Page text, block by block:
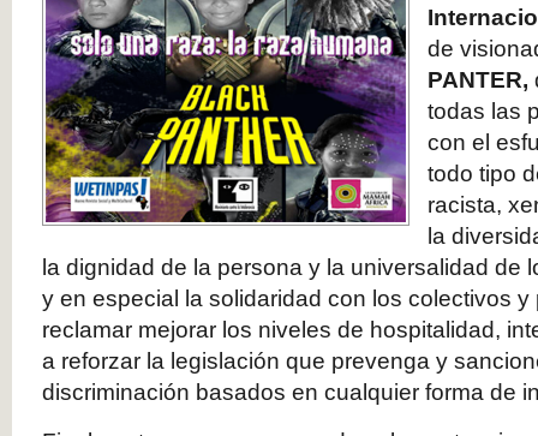
de
PANTER,
todas las
con el
todo tipo
racista,
la
la dignidad de la persona y la universalidad de
y en especial la solidaridad con los colectivos
reclamar mejorar los niveles de hospitalidad,
a reforzar la legislación que prevenga y
discriminación basados en cualquier forma de